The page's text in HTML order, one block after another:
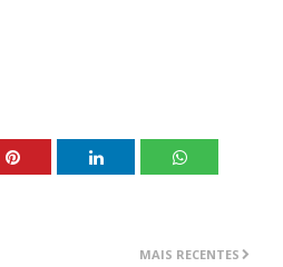
MAIS RECENTES